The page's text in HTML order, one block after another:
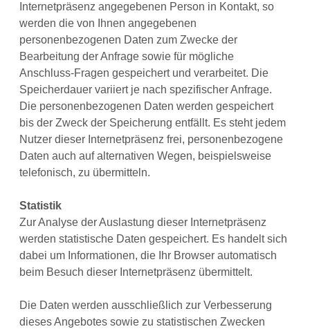
Internetpräsenz angegebenen Person in Kontakt, so
werden die von Ihnen angegebenen
personenbezogenen Daten zum Zwecke der
Bearbeitung der Anfrage sowie für mögliche
Anschluss-Fragen gespeichert und verarbeitet. Die
Speicherdauer variiert je nach spezifischer Anfrage.
Die personenbezogenen Daten werden gespeichert
bis der Zweck der Speicherung entfällt. Es steht jedem
Nutzer dieser Internetpräsenz frei, personenbezogene
Daten auch auf alternativen Wegen, beispielsweise
telefonisch, zu übermitteln.
Statistik
Zur Analyse der Auslastung dieser Internetpräsenz
werden statistische Daten gespeichert. Es handelt sich
dabei um Informationen, die Ihr Browser automatisch
beim Besuch dieser Internetpräsenz übermittelt.
Die Daten werden ausschließlich zur Verbesserung
dieses Angebotes sowie zu statistischen Zwecken